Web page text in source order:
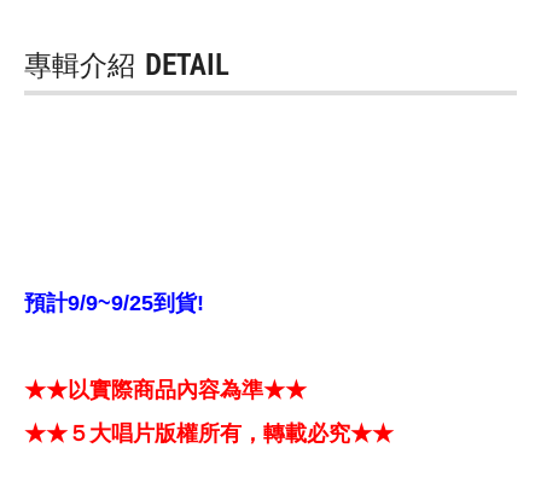
專輯介紹 DETAIL
預計9/9~9/25到貨!
★★以實際商品內容為準★★
★★５大唱片版權所有，轉載必究★★